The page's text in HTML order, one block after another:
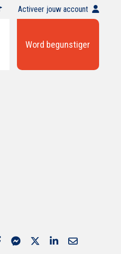
Activeer jouw account
Word begunstiger